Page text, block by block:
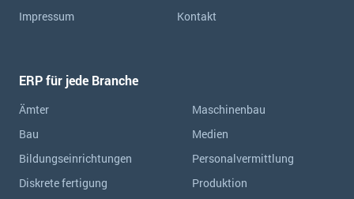
Impressum
Kontakt
ERP für jede Branche
Ämter
Bau
Bildungseinrichtungen
Diskrete fertigung
Maschinenbau
Medien
Personalvermittlung
Produktion